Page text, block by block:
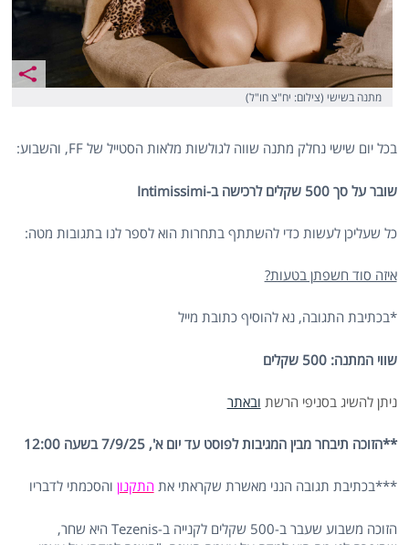
מתנה בשישי (צילום: יח"צ חו"ל)
בכל יום שישי נחלק מתנה שווה לגולשות מלאות הסטייל של FF, והשבוע:
שובר על סך 500 שקלים לרכישה ב-Intimissimi
כל שעליכן לעשות כדי להשתתף בתחרות הוא לספר לנו בתגובות מטה:
איזה סוד חשפתן בטעות?
*בכתיבת התגובה, נא להוסיף כתובת מייל
שווי המתנה: 500 שקלים
ניתן להשיגבסניפי הרשת ובאתר
**הזוכה תיבחר מבין המגיבות לפוסט עד יום א', 7/9/25 בשעה 12:00
***בכתיבת תגובה הנני מאשרת שקראתי את התקנון והסכמתי לדבריו
הזוכה משבוע שעבר ב-500 שקלים לקנייה ב-Tezenis
היא שחר,